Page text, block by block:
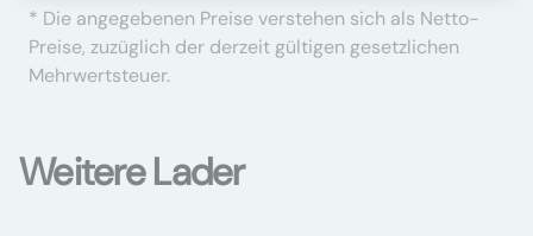
* Die angegebenen Preise verstehen sich als Netto-
Preise, zuzüglich der derzeit gültigen gesetzlichen
Mehrwertsteuer.
Weitere Lader